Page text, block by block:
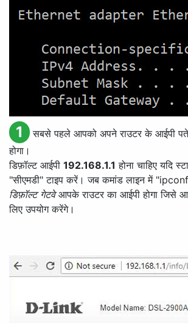
1
सबसे पहले आपको अपने राउटर के आईपी पते
होगा।
डिफ़ॉल्ट आईपी 192.168.1.1 होना चाहिए यदि
"सीएमडी" टाइप करें। जब कमांड लाइन में
डिफ़ॉल्ट गेटवेआपके राउटर का आईपी होगा जिसे
लिए उपयोग करेंगे।